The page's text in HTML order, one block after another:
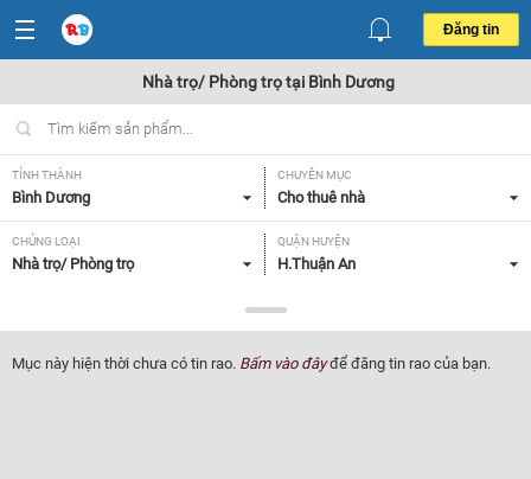
Đăng tin
Nhà trọ/ Phòng trọ tại Bình Dương
TỈNH THÀNH
Bình Dương
CHUYÊN MỤC
Cho thuê nhà
CHỦNG LOẠI
Nhà trọ/ Phòng trọ
QUẬN HUYỆN
H.Thuận An
Tất cả
TIỆN ÍCH
Tất cả
Mục này hiện thời chưa có tin rao. Bấm vào đâyđể đăng tin rao của bạn.